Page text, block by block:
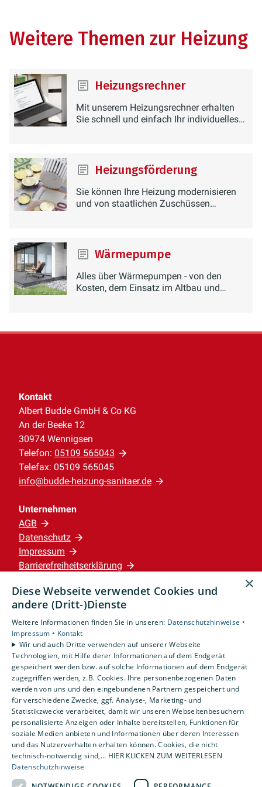
Weitere Themen zur Heizung
Heizungsrechner
Mit unserem Heizungsrechner erhalten
Sie schnell und einfach Ihr individuelles
Heizungsförderung
Sie können Ihre Heizung modernisieren
und von staatlichen Zuschüssen
Wärmepumpe
Alles über Wärmepumpen - von den
Kosten, dem Einsatz im Altbau und
Kontakt
Albert Budde GmbH & Co KG
An der Beeke 12
30974 Wennigsen
Telefon: 05109 565043
Telefax: 05109 565045
info@budde-heizung-sanitaer.de
Unternehmen
AGB
Datenschutz
Impressum
Barrierefreiheitserklärung
Leistungen
Privatkunden
Karriere
Unternehmen
Standorte
Wennigsen
×
Diese Webseite verwendet Cookies und
andere (Dritt-)Dienste
Weitere Informationen finden Sie in unseren: Datenschutzhinweise •
Impressum • Kontakt
Wir und auch Dritte verwenden auf unserer Webseite
Technologien, mit Hilfe derer Informationen auf dem Endgerät
gespeichert werden bzw. auf solche Informationen auf dem Endgerät
zugegriffen werden, z.B. Cookies. Ihre personenbezogenen Daten
werden von uns und den eingebundenen Partnern gespeichert und
für verschiedene Zwecke, ggf. Analyse-, Marketing- und
Statistikzwecke verarbeitet, damit wir unseren Webseitenbesuchern
personalisierte Anzeigen oder Inhalte bereitstellen, Funktionen für
soziale Medien anbieten und Informationen über deren Interessen
und das Nutzerverhalten erhalten können. Cookies, die nicht
technisch-notwendig sind,... HIER KLICKEN ZUM WEITERLESEN
Datenschutzhinweise